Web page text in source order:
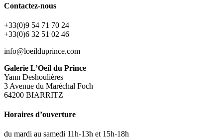
Contactez-nous
+33(0)9 54 71 70 24
+33(0)6 32 51 02 46
info@loeilduprince.com
Galerie L’Oeil du Prince
Yann Deshoulières
3 Avenue du Maréchal Foch
64200 BIARRITZ
Horaires d’ouverture
du mardi au samedi 11h-13h et 15h-18h